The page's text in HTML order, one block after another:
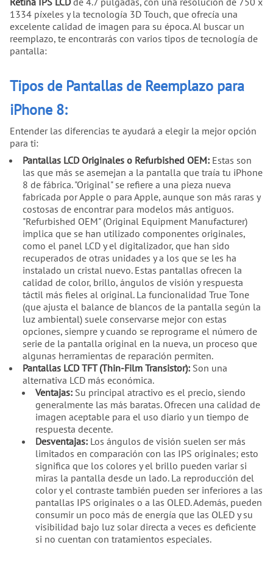
1334 píxeles y la tecnología 3D Touch, que ofrecía una
excelente calidad de imagen para su época. Al buscar un
reemplazo, te encontrarás con varios tipos de tecnología de
pantalla:
Tipos de Pantallas de Reemplazo para
iPhone 8:
Entender las diferencias te ayudará a elegir la mejor opción
para ti:
Pantallas LCD Originales o Refurbished OEM:Estas son
las que más se asemejan a la pantalla que traía tu iPhone
8 de fábrica. "Original" se refiere a una pieza nueva
fabricada por Apple o para Apple, aunque son más raras y
costosas de encontrar para modelos más antiguos.
"Refurbished OEM" (Original Equipment Manufacturer)
implica que se han utilizado componentes originales,
como el panel LCD y el digitalizador, que han sido
recuperados de otras unidades y a los que se les ha
instalado un cristal nuevo. Estas pantallas ofrecen la
calidad de color, brillo, ángulos de visión y respuesta
táctil más fieles al original. La funcionalidad True Tone
(que ajusta el balance de blancos de la pantalla según la
luz ambiental) suele conservarse mejor con estas
opciones, siempre y cuando se reprograme el número de
serie de la pantalla original en la nueva, un proceso que
algunas herramientas de reparación permiten.
Pantallas LCD TFT (Thin-Film Transistor):Son una
alternativa LCD más económica.
Ventajas:Su principal atractivo es el precio, siendo
generalmente las más baratas. Ofrecen una calidad de
imagen aceptable para el uso diario y un tiempo de
respuesta decente.
Desventajas:Los ángulos de visión suelen ser más
limitados en comparación con las IPS originales; esto
significa que los colores y el brillo pueden variar si
miras la pantalla desde un lado. La reproducción del
color y el contraste también pueden ser inferiores a las
pantallas IPS originales o a las OLED. Además, pueden
consumir un poco más de energía que las OLED y su
visibilidad bajo luz solar directa a veces es deficiente
si no cuentan con tratamientos especiales.